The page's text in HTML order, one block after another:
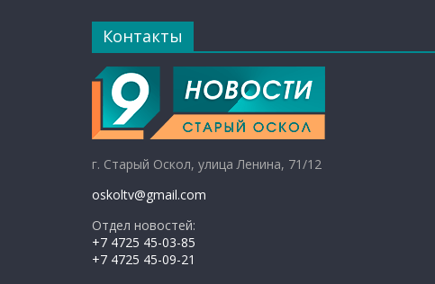
Контакты
г. Старый Оскол, улица Ленина, 71/12
oskoltv@gmail.com
Отдел новостей:
+7 4725 45-03-85
+7 4725 45-09-21